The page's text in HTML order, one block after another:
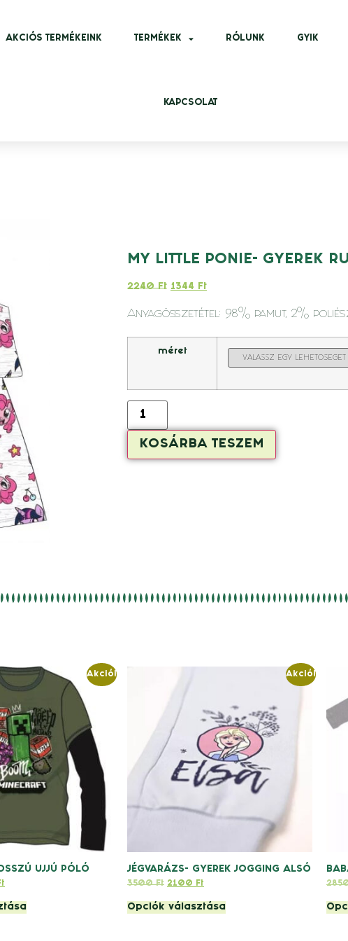
AKCIÓS TERMÉKEINK TERMÉKEK RÓLUNK GYIK
KAPCSOLAT
MY LITTLE PONIE- GYEREK
2240Ft 1344 Ft
Anyagösszetétel: 98% pamut, 2%
méret
KOSÁRBA TESZEM
Akció!
UJJÚ PÓLÓ
Akció!
JÉGVARÁZS- GYEREK JOGGING ALSÓ
3500Ft 2100 Ft
Opciók választása